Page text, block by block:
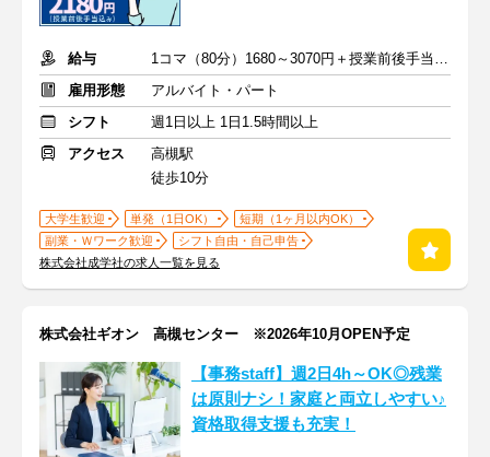
給与
1コマ（80分）1680～3070円＋授業前後手当500円＋交通費全額支給
雇用形態
アルバイト・パート
シフト
週1日以上 1日1.5時間以上
アクセス
高槻駅
徒歩10分
大学生歓迎 単発（1日OK）
短期（1ヶ月以内OK）
副業・Ｗワーク歓迎
シフト自由・自己申告
株式会社成学社の求人一覧を見る
株式会社ギオン 高槻センター ※2026年10月OPEN予定
【事務staff】週2日4h～OK◎残業
は原則ナシ！家庭と両立しやすい♪
資格取得支援も充実！